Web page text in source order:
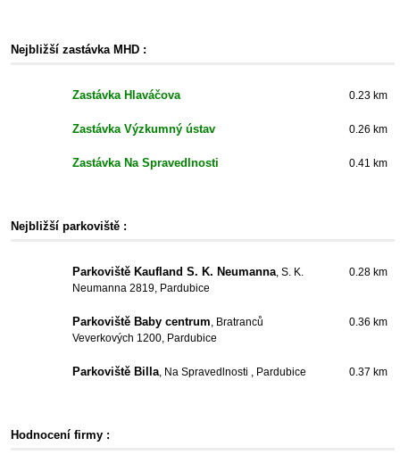
Nejbližší zastávka MHD :
Zastávka Hlaváčova 0.23 km
Zastávka Výzkumný ústav 0.26 km
Zastávka Na Spravedlnosti 0.41 km
Nejbližší parkoviště :
Parkoviště Kaufland S. K. Neumanna, S. K.
Neumanna 2819, Pardubice
0.28 km
Parkoviště Baby centrum, Bratranců
Veverkových 1200, Pardubice
0.36 km
Parkoviště Billa, Na Spravedlnosti , Pardubice 0.37 km
Hodnocení firmy :